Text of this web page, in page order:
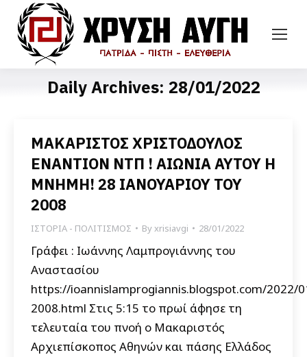
Daily Archives: 28/01/2022
ΜΑΚΑΡΙΣΤΟΣ ΧΡΙΣΤΟΔΟΥΛΟΣ
ΕΝΑΝΤΙΟΝ ΝΤΠ ! ΑΙΩΝΙΑ ΑΥΤΟΥ Η
ΜΝΗΜΗ! 28 ΙΑΝΟΥΑΡΙΟΥ ΤΟΥ
2008
ΙΣΤΟΡΙΑ - ΠΟΛΙΤΙΣΜΟΣ Byxrisiavgi 28/01/2022
Γράφει : Ιωάννης Λαμπρογιάννης του
Αναστασίου
https://ioannislamprogiannis.blogspot.com/2022/
2008.html Στις 5:15 το πρωί άφησε τη
τελευταία του πνοή ο Μακαριστός
Αρχιεπίσκοπος Αθηνών και πάσης Ελλάδος